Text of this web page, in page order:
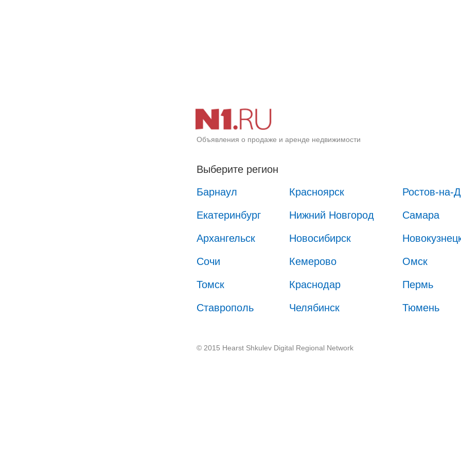
Объявления о продаже и аренде недвижимости
Выберите регион
Барнаул
Красноярск Ростов-на-
Екатеринбург Нижний Новгород Самара
Архангельск Новосибирск
Сочи Кемерово Омск
Томск Краснодар Пермь
Ставрополь Челябинск Тюмень
© 2015 Hearst Shkulev Digital Regional Network